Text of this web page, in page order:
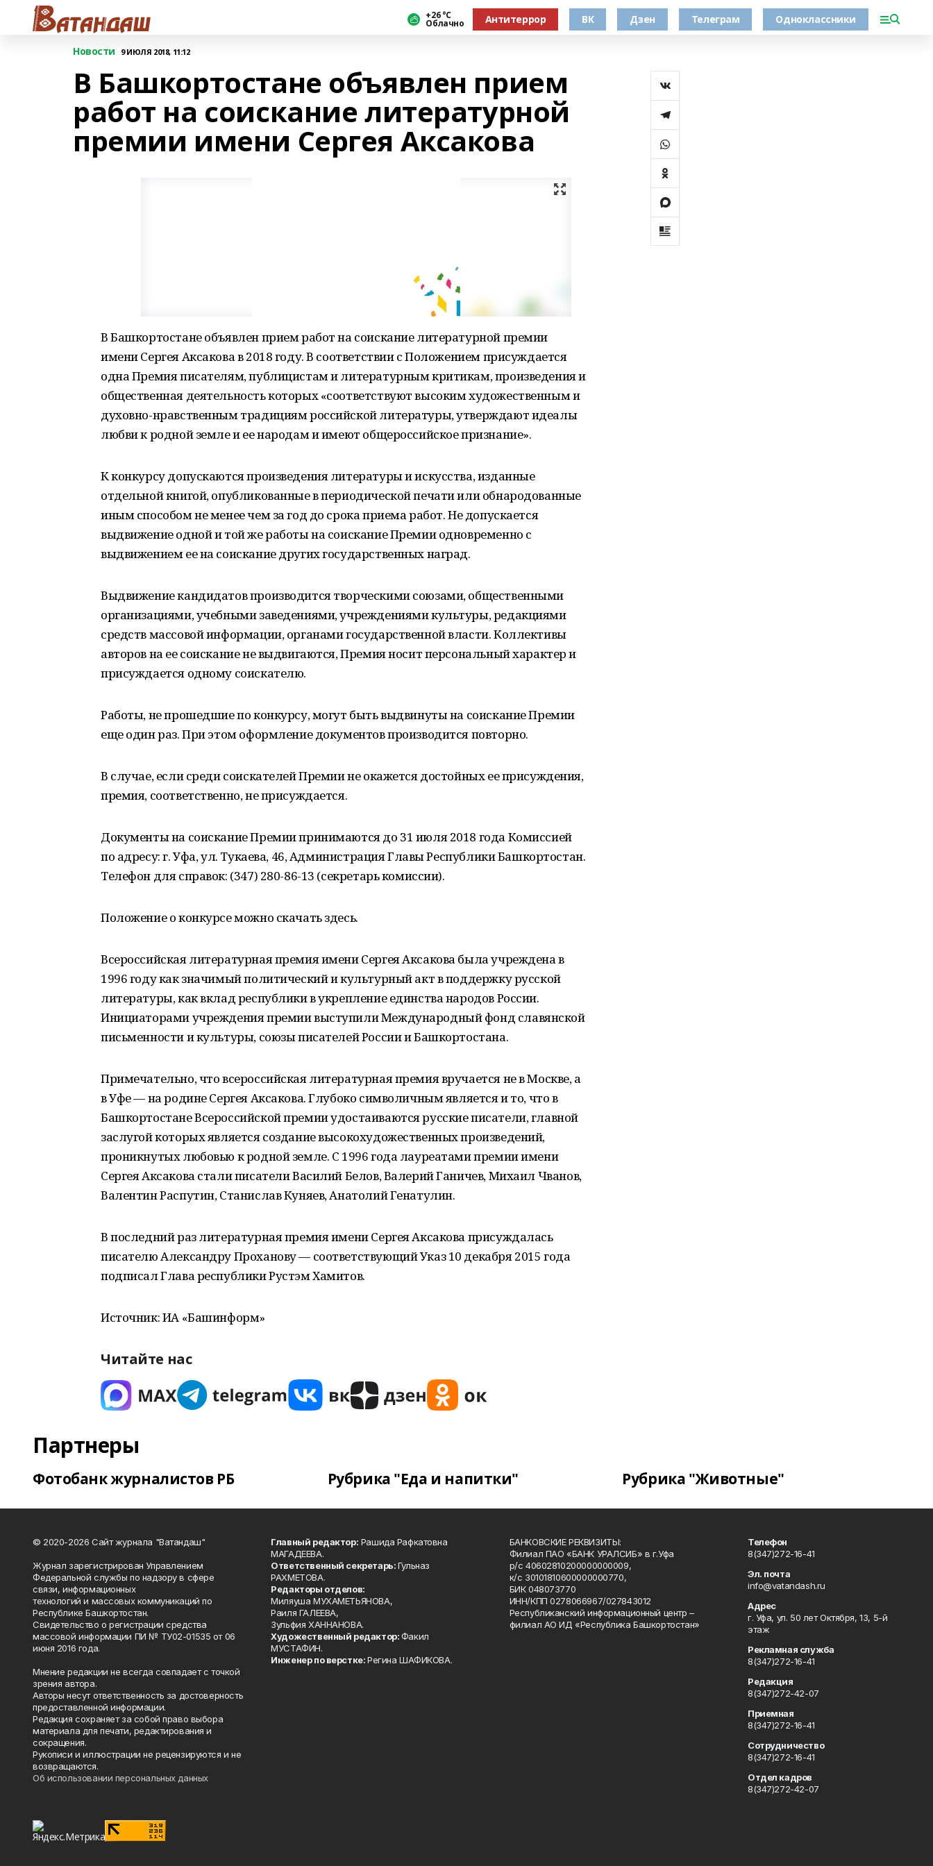
+26 °С
Облачно Антитеррор ВК Дзен Телеграм Одноклассники
Новости 9 ИЮЛЯ 2018, 11:12
В Башкортостане объявлен прием
работ на соискание литературной
премии имени Сергея Аксакова
В Башкортостане объявлен прием работ на соискание литературной премии
имени Сергея Аксакова в 2018 году. В соответствии с Положением присуждается
одна Премия писателям, публицистам и литературным критикам, произведения и
общественная деятельность которых «соответствуют высоким художественным и
духовно-нравственным традициям российской литературы, утверждают идеалы
любви к родной земле и ее народам и имеют общероссийское признание».
К конкурсу допускаются произведения литературы и искусства, изданные
отдельной книгой, опубликованные в периодической печати или обнародованные
иным способом не менее чем за год до срока приема работ. Не допускается
выдвижение одной и той же работы на соискание Премии одновременно с
выдвижением ее на соискание других государственных наград.
Выдвижение кандидатов производится творческими союзами, общественными
организациями, учебными заведениями, учреждениями культуры, редакциями
средств массовой информации, органами государственной власти. Коллективы
авторов на ее соискание не выдвигаются, Премия носит персональный характер и
присуждается одному соискателю.
Работы, не прошедшие по конкурсу, могут быть выдвинуты на соискание Премии
еще один раз. При этом оформление документов производится повторно.
В случае, если среди соискателей Премии не окажется достойных ее присуждения,
премия, соответственно, не присуждается.
Документы на соискание Премии принимаются до 31 июля 2018 года Комиссией
по адресу: г. Уфа, ул. Тукаева, 46, Администрация Главы Республики Башкортостан.
Телефон для справок: (347) 280-86-13 (секретарь комиссии).
Положение о конкурсе можно скачать здесь.
Всероссийская литературная премия имени Сергея Аксакова была учреждена в
1996 году как значимый политический и культурный акт в поддержку русской
литературы, как вклад республики в укрепление единства народов России.
Инициаторами учреждения премии выступили Международный фонд славянской
письменности и культуры, союзы писателей России и Башкортостана.
Примечательно, что всероссийская литературная премия вручается не в Москве, а
в Уфе — на родине Сергея Аксакова. Глубоко символичным является и то, что в
Башкортостане Всероссийской премии удостаиваются русские писатели, главной
заслугой которых является создание высокохудожественных произведений,
проникнутых любовью к родной земле. С 1996 года лауреатами премии имени
Сергея Аксакова стали писатели Василий Белов, Валерий Ганичев, Михаил Чванов,
Валентин Распутин, Станислав Куняев, Анатолий Генатулин.
В последний раз литературная премия имени Сергея Аксакова присуждалась
писателю Александру Проханову — соответствующий Указ 10 декабря 2015 года
подписал Глава республики Рустэм Хамитов.
Источник: ИА «Башинформ»
Читайте нас
Партнеры
Фотобанк журналистов РБ Рубрика "Еда и напитки" Рубрика "Животные"
© 2020-2026 Сайт журнала "Ватандаш"
Журнал зарегистрирован Управлением
Федеральной службы по надзору в сфере
связи, информационных
технологий и массовых коммуникаций по
Республике Башкортостан.
Свидетельство о регистрации средства
массовой информации ПИ № ТУ02-01535 от 06
июня 2016 года.
Мнение редакции не всегда совпадает с точкой
зрения автора.
Авторы несут ответственность за достоверность
предоставленной информации.
Редакция сохраняет за собой право выбора
материала для печати, редактирования и
сокращения.
Рукописи и иллюстрации не рецензируются и не
возвращаются.
Об использовании персональных данных
Главный редактор: Рашида Рафкатовна
МАГАДЕЕВА.
Ответственный секретарь:Гульназ
РАХМЕТОВА.
Редакторы отделов:
Миляуша МУХАМЕТЬЯНОВА,
Раиля ГАЛЕЕВА,
Зульфия ХАННАНОВА.
Художественный редактор:Факил
МУСТАФИН.
Инженер по верстке:Регина ШАФИКОВА.
БАНКОВСКИЕ РЕКВИЗИТЫ:
Филиал ПАО «БАНК УРАЛСИБ» в г.Уфа
р/с 40602810200000000009,
к/с 30101810600000000770,
БИК 048073770
ИНН/КПП 0278066967/027843012
Республиканский информационный центр –
филиал АО ИД «Республика Башкортостан»
Телефон
8(347)272-16-41
Эл. почта
info@vatandash.ru
Адрес
г. Уфа, ул. 50 лет Октября, 13, 5-й
этаж
Рекламная служба
8(347)272-16-41
Редакция
8(347)272-42-07
Приемная
8(347)272-16-41
Сотрудничество
8(347)272-16-41
Отдел кадров
8(347)272-42-07